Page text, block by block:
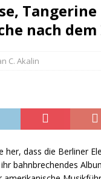
nach
C. Akalin
her, dass die Berliner
ihr bahnbrechendes